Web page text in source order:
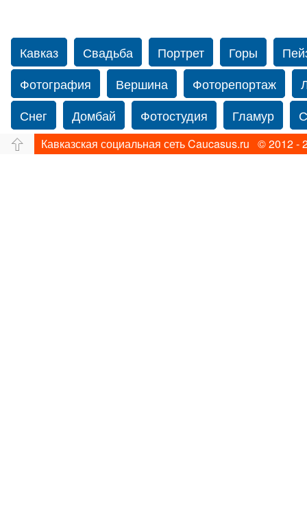
Кавказ Свадьба Портрет Горы
Фотография
Вершина Фоторепортаж
Снег
Домбай Фотостудия Гламур
Путешествие
Перевал Свадьба фото
Кавказская социальная сеть Caucasus.ru © 2012 -